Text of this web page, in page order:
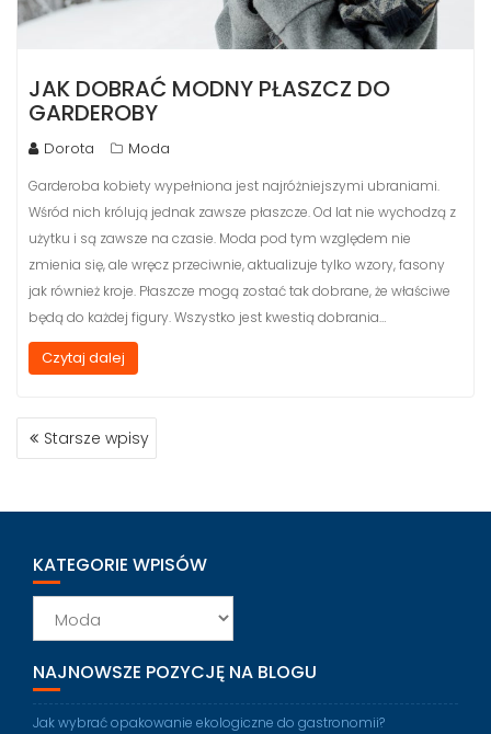
JAK DOBRAĆ MODNY PŁASZCZ DO
GARDEROBY
Dorota Moda
Garderoba kobiety wypełniona jest najróżniejszymi ubraniami.
Wśród nich królują jednak zawsze płaszcze. Od lat nie wychodzą z
użytku i są zawsze na czasie. Moda pod tym względem nie
zmienia się, ale wręcz przeciwnie, aktualizuje tylko wzory, fasony
jak również kroje. Płaszcze mogą zostać tak dobrane, że właściwe
będą do każdej figury. Wszystko jest kwestią dobrania…
Czytaj dalej
NAWIGACJA
POStarsze wpisy
KATEGORIE WPISÓW
NAJNOWSZE POZYCJĘ NA BLOGU
Jak wybrać opakowanie ekologiczne do gastronomii?